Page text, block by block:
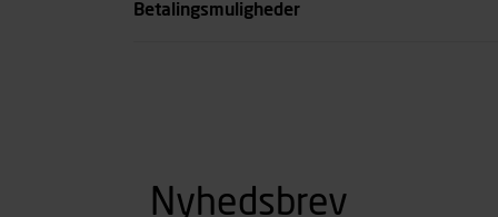
Betalingsmuligheder
Nyhedsbrev